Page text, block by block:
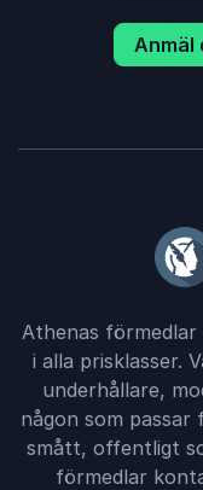
Anmäl
Athenas
i alla prisklasser.
underhållare,
någon som
smått, offentligt
förmedlar